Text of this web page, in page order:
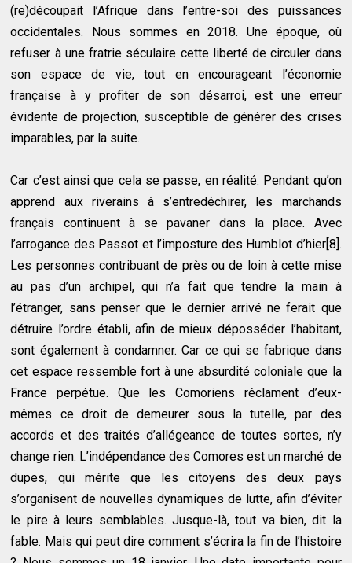
(re)découpait l’Afrique dans l’entre-soi des puissances
occidentales. Nous sommes en 2018. Une époque, où
refuser à une fratrie séculaire cette liberté de circuler dans
son espace de vie, tout en encourageant l’économie
française à y profiter de son désarroi, est une erreur
évidente de projection, susceptible de générer des crises
imparables, par la suite.
Car c’est ainsi que cela se passe, en réalité. Pendant qu’on
apprend aux riverains à s’entredéchirer, les marchands
français continuent à se pavaner dans la place. Avec
l’arrogance des Passot et l’imposture des Humblot d’hier[8].
Les personnes contribuant de près ou de loin à cette mise
au pas d’un archipel, qui n’a fait que tendre la main à
l’étranger, sans penser que le dernier arrivé ne ferait que
détruire l’ordre établi, afin de mieux déposséder l’habitant,
sont également à condamner. Car ce qui se fabrique dans
cet espace ressemble fort à une absurdité coloniale que la
France perpétue. Que les Comoriens réclament d’eux-
mêmes ce droit de demeurer sous la tutelle, par des
accords et des traités d’allégeance de toutes sortes, n’y
change rien. L’indépendance des Comores est un marché de
dupes, qui mérite que les citoyens des deux pays
s’organisent de nouvelles dynamiques de lutte, afin d’éviter
le pire à leurs semblables. Jusque-là, tout va bien, dit la
fable. Mais qui peut dire comment s’écrira la fin de l’histoire